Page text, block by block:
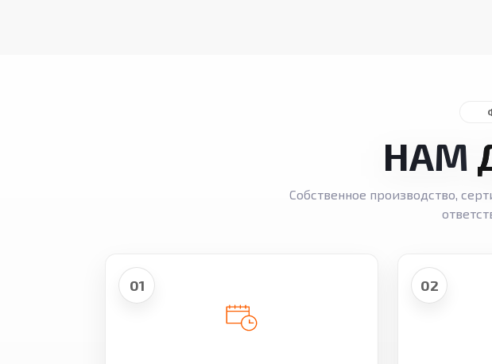
НАМ
Собственное производство,
01 02